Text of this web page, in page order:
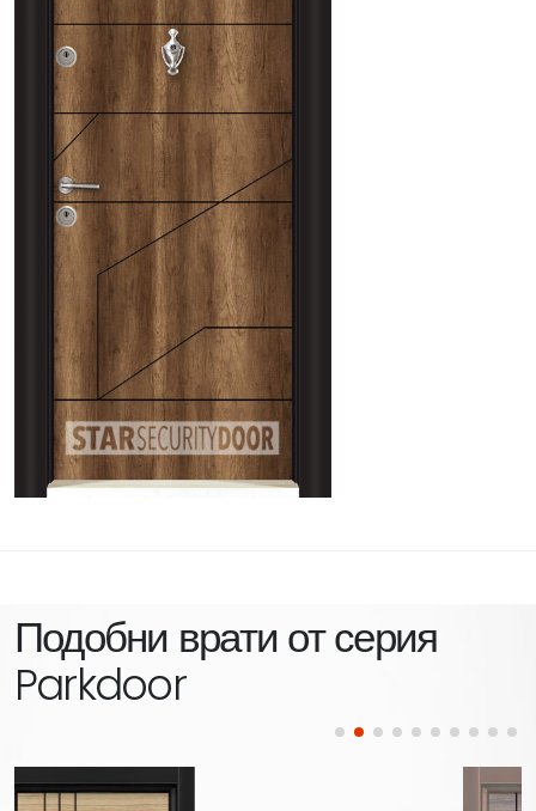
Подобни врати от серия
Parkdoor